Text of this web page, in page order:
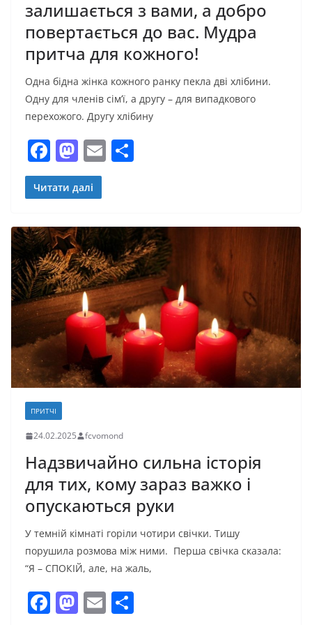
залишається з вами, а добро
повертається до вас. Мудра
притча для кожного!
Одна бідна жінка кожного ранку пекла дві хлібини.
Одну для членів сім’ї, а другу – для випадкового
перехожого. Другу хлібину
F
a
c
b
o
o
k
M
a
st
d
o
n
E
и
т
и
с
я
Читати далі
ПРИТЧІ
24.02.2025 fcvomond
Надзвичайно сильна історія
для тих, кому зараз важко і
опускаються руки
У темній кімнаті горіли чотири свічки. Тишу
порушила розмова між ними. Перша свічка сказала:
“Я – СПОКІЙ, але, на жаль,
F M E